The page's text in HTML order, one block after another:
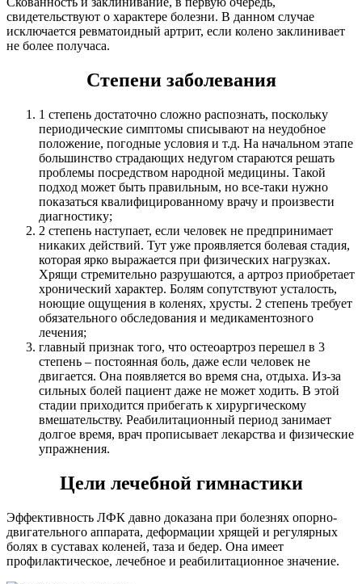
свидетельствуют о характере болезни. В данном случае
исключается ревматоидный артрит, если колено заклинивает
не более получаса.
Степени заболевания
1 степень достаточно сложно распознать, поскольку
периодические симптомы списывают на неудобное
положение, погодные условия и т.д. На начальном этапе
большинство страдающих недугом стараются решать
проблемы посредством народной медицины. Такой
подход может быть правильным, но все-таки нужно
показаться квалифицированному врачу и произвести
диагностику;
2 степень наступает, если человек не предпринимает
никаких действий. Тут уже проявляется болевая стадия,
которая ярко выражается при физических нагрузках.
Хрящи стремительно разрушаются, а артроз приобретает
хронический характер. Болям сопутствуют усталость,
ноющие ощущения в коленях, хрусты. 2 степень требует
обязательного обследования и медикаментозного
лечения;
главный признак того, что остеоартроз перешел в 3
степень – постоянная боль, даже если человек не
двигается. Она появляется во время сна, отдыха. Из-за
сильных болей пациент даже не может ходить. В этой
стадии приходится прибегать к хирургическому
вмешательству. Реабилитационный период занимает
долгое время, врач прописывает лекарства и физические
упражнения.
Цели лечебной гимнастики
Эффективность ЛФК давно доказана при болезнях опорно-
двигательного аппарата, деформации хрящей и регулярных
болях в суставах коленей, таза и бедер. Она имеет
профилактическое, лечебное и реабилитационное значение.